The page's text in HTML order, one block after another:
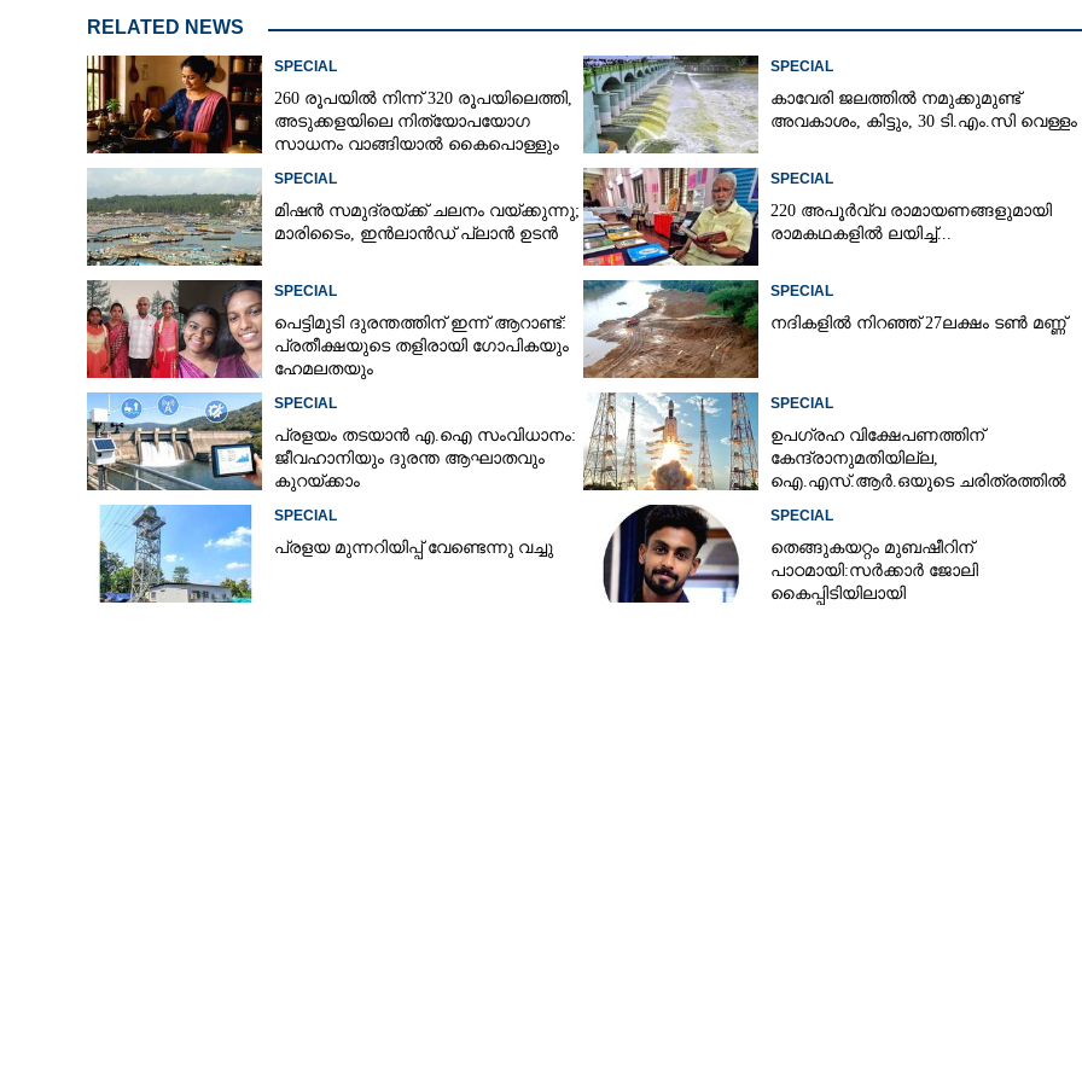
RELATED NEWS
SPECIAL
260 രൂപയിൽ നിന്ന് 320 രൂപയിലെത്തി,
അടുക്കളയിലെ നിത്യോപയോഗ
സാധനം വാങ്ങിയാൽ കൈപൊള്ളും
SPECIAL
കാവേരി ജലത്തിൽ നമുക്കുമുണ്ട്
അവകാശം, കിട്ടും, 30 ടി.എം.സി വെള്ളം
SPECIAL
മിഷൻ സമുദ്ര‌യ്ക്ക് ചലനം വയ്ക്കുന്നു;
മാരിടൈം, ഇൻലാൻഡ് പ്ലാൻ ഉടൻ
SPECIAL
220 അപൂർവ്വ രാമായണങ്ങളുമായി
രാമകഥകളിൽ ലയിച്ച്...
SPECIAL
പെട്ടിമുടി ദുരന്തത്തിന് ഇന്ന് ആറാണ്ട്:
പ്രതീക്ഷയുടെ തളിരായി ഗോപികയും
ഹേമലതയും
SPECIAL
നദികളിൽ നിറഞ്ഞ് 27ലക്ഷം ടൺ മണ്ണ്
SPECIAL
പ്രളയം തടയാൻ എ.ഐ സംവിധാനം:
ജീവഹാനിയും ദുരന്ത ആഘാതവും
കുറയ്ക്കാം
SPECIAL
ഉപഗ്രഹ വിക്ഷേപണത്തിന്
കേന്ദ്രാനുമതിയില്ല,​
ഐ.എസ്.ആർ.ഒയുടെ ചരിത്രത്തിൽ
SPECIAL
പ്ര​ളയ മു​ന്ന​റി​യി​പ്പ് ​വേണ്ടെന്നു വച്ചു
SPECIAL
തെങ്ങുകയറ്റം മുബഷീറിന്
പാഠമായി:സർക്കാർ ജോലി
കൈപ്പിടിയിലായി